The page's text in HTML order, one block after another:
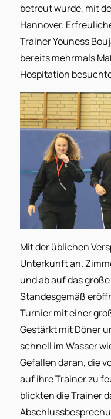
betreut wurde, mit
Hannover.
Trainer Youness
bereits mehrmals
Hospitation
Mit der üblichen
Unterkunft an.
und ab auf das
Standesgemäß
Turnier mit einer
Gestärkt mit Döner
schnell im Wasser
Gefallen daran, die
auf ihre Trainer zu
blickten die Trainer